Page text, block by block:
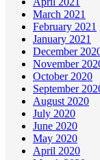
March 2021
February 2021
January 2021
December
November
October 2020
September
August 2020
July 2020
June 2020
May 2020
April 2020